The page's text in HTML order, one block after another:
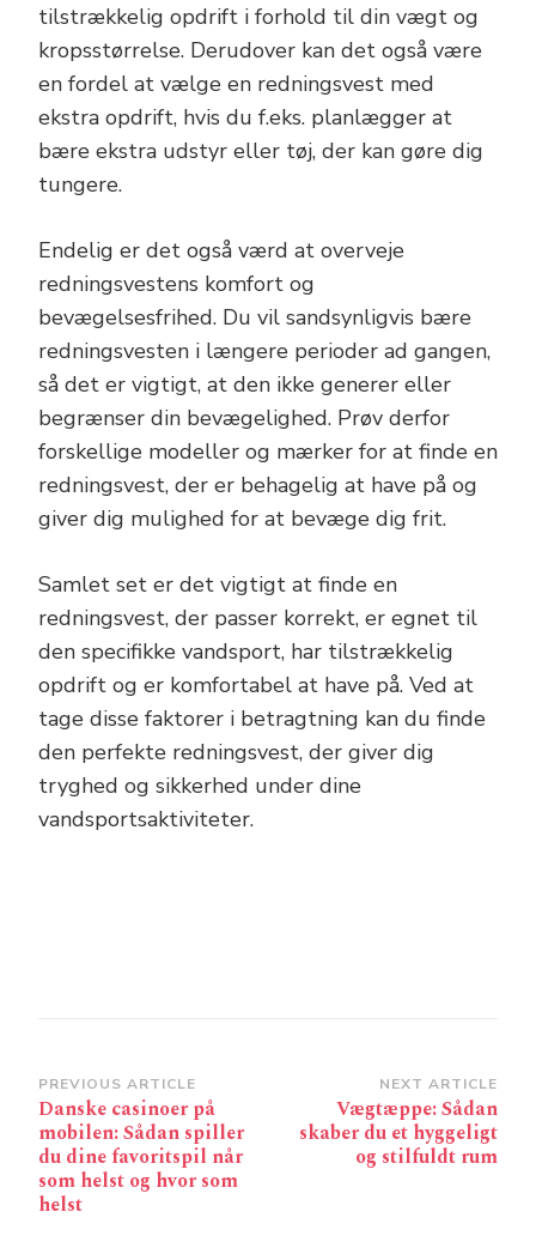
tilstrækkelig opdrift i forhold til din vægt og
kropsstørrelse. Derudover kan det også være
en fordel at vælge en redningsvest med
ekstra opdrift, hvis du f.eks. planlægger at
bære ekstra udstyr eller tøj, der kan gøre dig
tungere.
Endelig er det også værd at overveje
redningsvestens komfort og
bevægelsesfrihed. Du vil sandsynligvis bære
redningsvesten i længere perioder ad gangen,
så det er vigtigt, at den ikke generer eller
begrænser din bevægelighed. Prøv derfor
forskellige modeller og mærker for at finde en
redningsvest, der er behagelig at have på og
giver dig mulighed for at bevæge dig frit.
Samlet set er det vigtigt at finde en
redningsvest, der passer korrekt, er egnet til
den specifikke vandsport, har tilstrækkelig
opdrift og er komfortabel at have på. Ved at
tage disse faktorer i betragtning kan du finde
den perfekte redningsvest, der giver dig
tryghed og sikkerhed under dine
vandsportsaktiviteter.
Post
Navigation
PREVIOUS ARTICLE
Danske casinoer på
mobilen: Sådan spiller
du dine favoritspil når
som helst og hvor som
helst
NEXT ARTICLE
Vægtæppe: Sådan
skaber du et hyggeligt
og stilfuldt rum